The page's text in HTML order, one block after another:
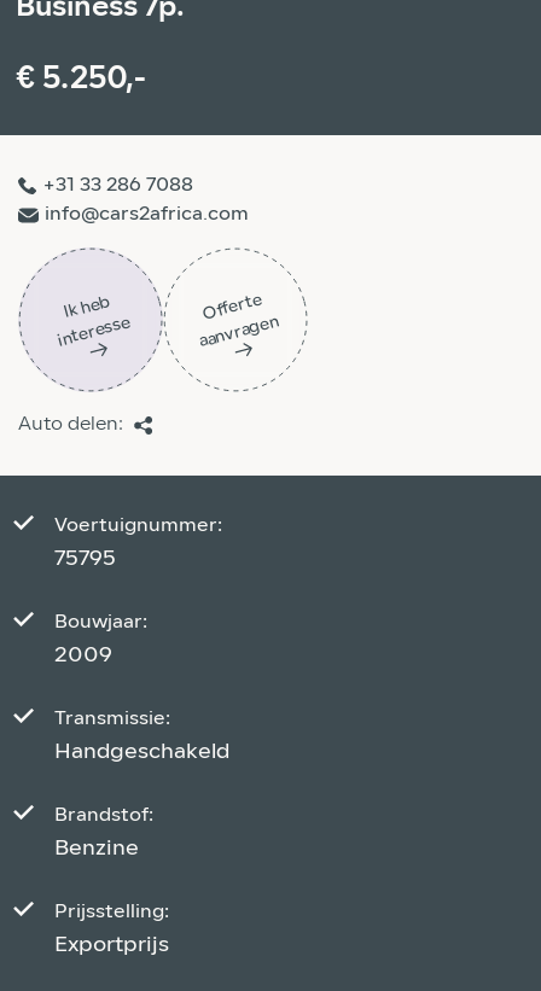
Business 7p.
€ 5.250,-
+31 33 286 7088
info@cars2africa.com
Ik
h
e
b
i
nt
er
ess
e
Off
ert
e
aa
n
vra
g
e
n
Auto delen:
Voertuignummer:
75795
Bouwjaar:
2009
Transmissie:
Handgeschakeld
Brandstof:
Benzine
Prijsstelling:
Exportprijs